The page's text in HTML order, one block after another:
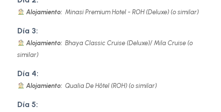
Alojamiento: Minasi Premium Hotel - ROH (Deluxe) (o similar)
Día 3:
Alojamiento: Bhaya Classic Cruise (Deluxe)/ Mila Cruise (o
similar)
Día 4:
Alojamiento: Qualia De Hôtel (ROH) (o similar)
Día 5: